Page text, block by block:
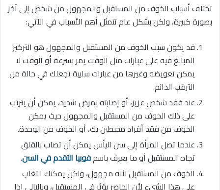
تختلف أسباب الخوف من المستقبل والمجهول من شخص إلى آخر
بصورة كبيرة، ولكن بشكل عام تتمثل أهم الأسباب في الآتي:
قد يكون سبب الخوف من المستقبل والمجهول هو التركيز
المبالغ فيه على عبارات مثل الوقت يمر بسرعة أو الوقت لا
يمكن تعويضه وغيرها من عبارات سلبية تجعلك في حالة من
الترقب الدائم.
عند فقد شخص عزيز، أو إصابته بمرض شديد، يمكن أن يترتب
على ذلك الخوف من المستقبل والمجهول حيث يمكن
الخوف من فقد أفراد محيطين بك، أو الخوف من الوحدة.
عندما تصل المرأة إلى سن اليأس يمكن أن تصاب بالقلق
تجاه المستقبل أو ما يعرف باسمفوبيا التقدم في السن.
الخوف من المستقبل لأنه مجهول، ولكن يمكنك التغلب
على هذا الشيء لأن الحاضر يؤثر في المستقبل، وبالتالي إذا